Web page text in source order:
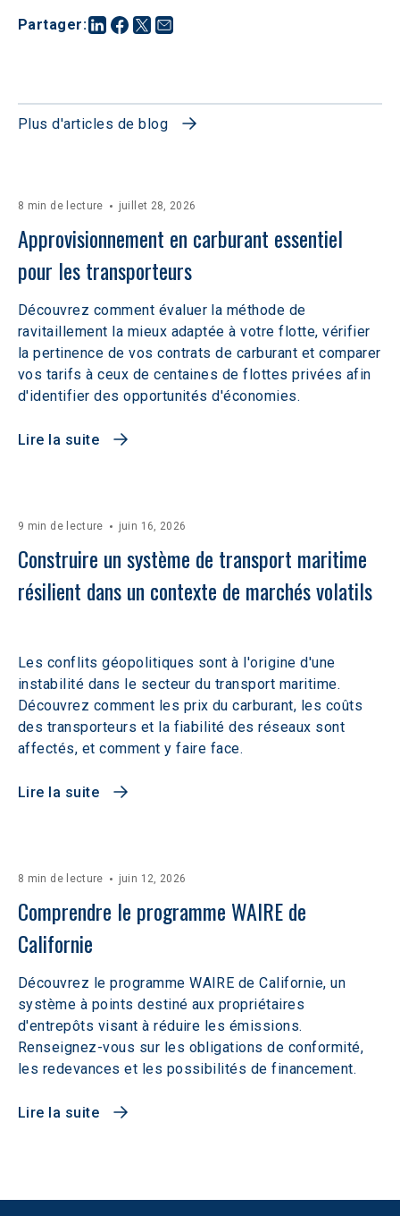
Partager:
Plus d'articles de blog
8 min de lecture juillet 28, 2026
Approvisionnement en carburant essentiel
pour les transporteurs
Découvrez comment évaluer la méthode de
ravitaillement la mieux adaptée à votre flotte, vérifier
la pertinence de vos contrats de carburant et comparer
vos tarifs à ceux de centaines de flottes privées afin
d'identifier des opportunités d'économies.
Lire la suite
9 min de lecture juin 16, 2026
Construire un système de transport maritime
résilient dans un contexte de marchés volatils
Les conflits géopolitiques sont à l'origine d'une
instabilité dans le secteur du transport maritime.
Découvrez comment les prix du carburant, les coûts
des transporteurs et la fiabilité des réseaux sont
affectés, et comment y faire face.
Lire la suite
8 min de lecture juin 12, 2026
Comprendre le programme WAIRE de
Californie
Découvrez le programme WAIRE de Californie, un
système à points destiné aux propriétaires
d'entrepôts visant à réduire les émissions.
Renseignez-vous sur les obligations de conformité,
les redevances et les possibilités de financement.
Lire la suite